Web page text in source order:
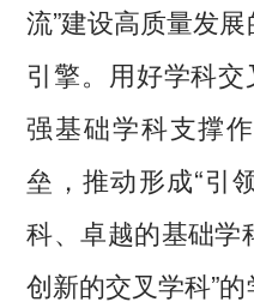
流”建设高质量发
引擎。用好学科交
强基础学科支撑
垒，推动形成“引
科、卓越的基础学
创新的交叉学科”